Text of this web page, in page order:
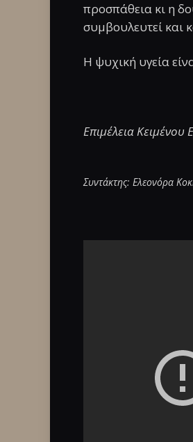
προσπάθεια κι η
συμβουλευτεί και
Η ψυχική υγεία
Επιμέλεια
Συντάκτης: Ελεονόρα